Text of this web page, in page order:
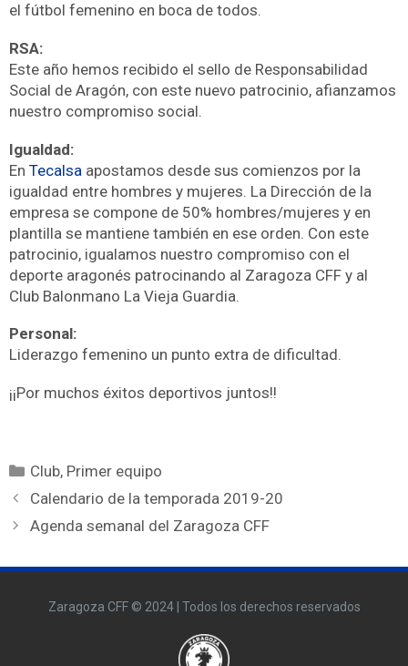
el fútbol femenino en boca de todos.
RSA:
Este año hemos recibido el sello de Responsabilidad
Social de Aragón, con este nuevo patrocinio, afianzamos
nuestro compromiso social.
Igualdad:
En Tecalsa apostamos desde sus comienzos por la
igualdad entre hombres y mujeres. La Dirección de la
empresa se compone de 50% hombres/mujeres y en
plantilla se mantiene también en ese orden. Con este
patrocinio, igualamos nuestro compromiso con el
deporte aragonés patrocinando al Zaragoza CFF y al
Club Balonmano La Vieja Guardia.
Personal:
Liderazgo femenino un punto extra de dificultad.
¡¡Por muchos éxitos deportivos juntos!!
Club, Primer equipo
Calendario de la temporada 2019-20
Agenda semanal del Zaragoza CFF
Zaragoza CFF © 2024 | Todos los derechos reservados